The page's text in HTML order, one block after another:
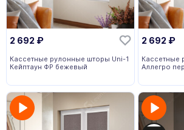
2 692 ₽
Кассетные рулонные шторы Uni-1
Кейптаун ФР бежевый
2 692 ₽
Кассетные
Аллегро